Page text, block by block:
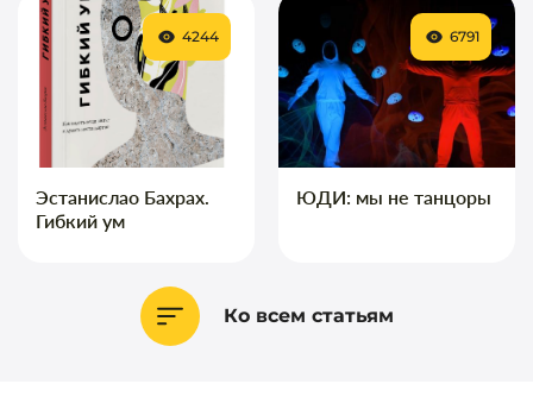
Эстанислао Бахрах.
Гибкий ум
4244
ЮДИ: мы не танцоры
6791
Ко всем статьям